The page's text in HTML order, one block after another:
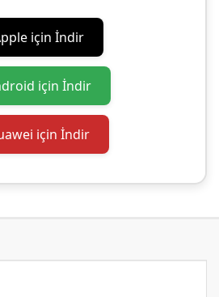
için İndir
için İndir
için İndir